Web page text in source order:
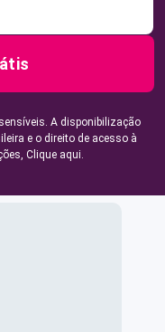
A disponibilização
e o direito de acesso à
Clique aqui.